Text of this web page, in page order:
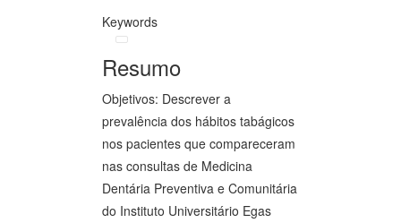
Keywords
Resumo
Objetivos: Descrever a
prevalência dos hábitos tabágicos
nos pacientes que compareceram
nas consultas de Medicina
Dentária Preventiva e Comunitária
do Instituto Universitário Egas